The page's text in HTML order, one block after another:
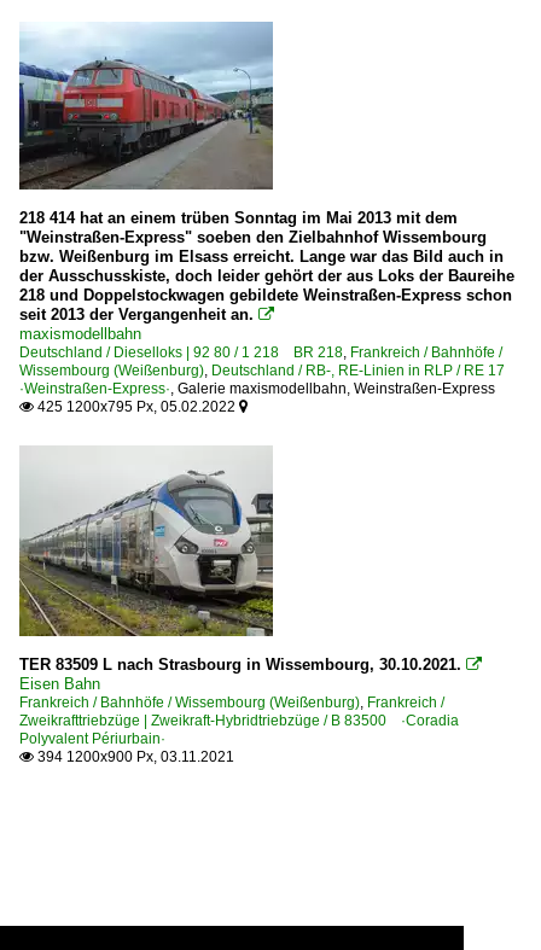
218 414 hat an einem trüben Sonntag im Mai 2013 mit dem
"Weinstraßen-Express" soeben den Zielbahnhof Wissembourg
bzw. Weißenburg im Elsass erreicht. Lange war das Bild auch in
der Ausschusskiste, doch leider gehört der aus Loks der Baureihe
218 und Doppelstockwagen gebildete Weinstraßen-Express schon
seit 2013 der Vergangenheit an. 
maxismodellbahn
Deutschland / Dieselloks | 92 80 / 1 218 BR 218, Frankreich / Bahnhöfe /
Wissembourg (Weißenburg), Deutschland / RB-, RE-Linien in RLP / RE 17
·Weinstraßen-Express·, Galerie maxismodellbahn, Weinstraßen-Express
 425 1200x795 Px, 05.02.2022 
TER 83509 L nach Strasbourg in Wissembourg, 30.10.2021. 
Eisen Bahn
Frankreich / Bahnhöfe / Wissembourg (Weißenburg), Frankreich /
Zweikrafttriebzüge | Zweikraft-Hybridtriebzüge / B 83500 ·Coradia
Polyvalent Périurbain·
 394 1200x900 Px, 03.11.2021